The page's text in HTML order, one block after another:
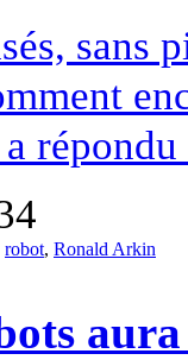
sans
robot, Ronald Arkin